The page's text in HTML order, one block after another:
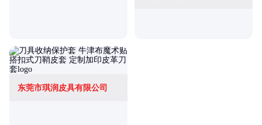
东莞市琪润皮具有限公司